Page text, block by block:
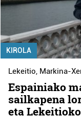
KIROLA
Lekeitio, Markina-
Espainiako
sailkapena
eta